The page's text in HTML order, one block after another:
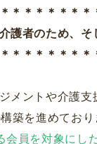
＊＊＊＊＊＊
護者のため、
＊＊＊＊＊＊
メントや介護
築を進めており
を対象にし